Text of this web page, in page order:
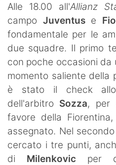
Alle 18.00 all'Allianz
campo Juventuse
fondamentale per le
due squadre. Il primo
con poche occasioni da
momento saliente della
è stato il check
dell'arbitro Sozza, per
favore della
assegnato. Nel
cercato i tre punti,
di Milenkovic per